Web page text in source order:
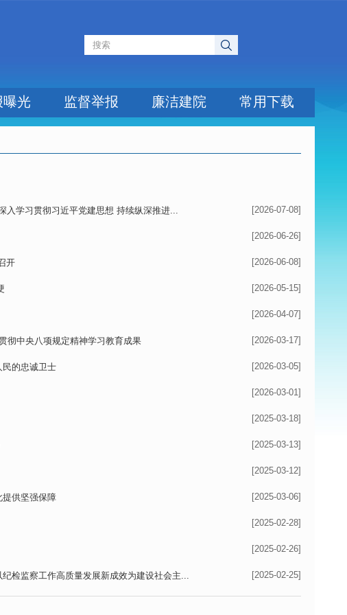
曝光 监督举报 廉洁建院 常用下载
[2026-07-08]
入学习贯彻习近平党建思想 持续纵深推进...
[2026-06-26]
[2026-06-08]
开
[2026-05-15]
[2026-04-07]
[2026-03-17]
彻中央八项规定精神学习教育成果
[2026-03-05]
的忠诚卫士
[2026-03-01]
[2025-03-18]
[2025-03-13]
[2025-03-12]
[2025-03-06]
供坚强保障
[2025-02-28]
[2025-02-26]
[2025-02-25]
检监察工作高质量发展新成效为建设社会主...